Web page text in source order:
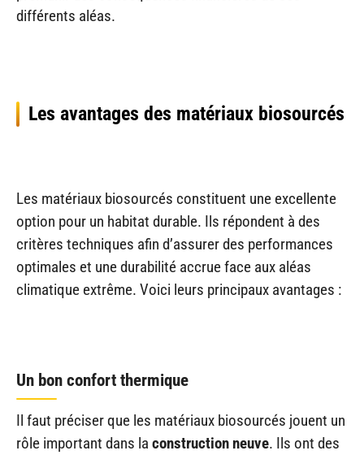
différents aléas.
Les avantages des matériaux biosourcés
Les matériaux biosourcés constituent une excellente
option pour un habitat durable. Ils répondent à des
critères techniques afin d’assurer des performances
optimales et une durabilité accrue face aux aléas
climatique extrême. Voici leurs principaux avantages :
Un bon confort thermique
Il faut préciser que les matériaux biosourcés jouent un
rôle important dans la construction neuve. Ils ont des